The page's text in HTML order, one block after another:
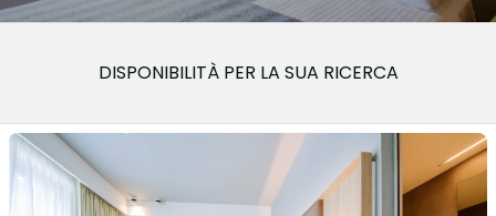
DISPONIBILITÀ PER LA SUA RICERCA